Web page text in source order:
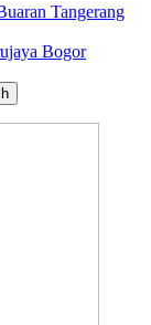
Tangerang
Bogor